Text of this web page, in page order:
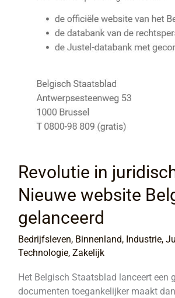
Revolutie in
Nieuwe website
gelanceerd
Bedrijfsleven, Binnenland, Industrie,
Technologie, Zakelijk
Het Belgisch Staatsblad lanceert een
documenten toegankelijker maakt
gelanceerd